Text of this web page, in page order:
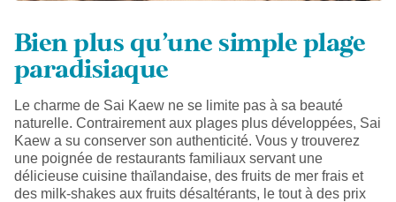
Bien plus qu’une simple plage
paradisiaque
Le charme de Sai Kaew ne se limite pas à sa beauté
naturelle. Contrairement aux plages plus développées, Sai
Kaew a su conserver son authenticité. Vous y trouverez
une poignée de restaurants familiaux servant une
délicieuse cuisine thaïlandaise, des fruits de mer frais et
des milk-shakes aux fruits désaltérants, le tout à des prix